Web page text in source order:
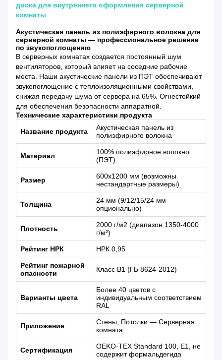
доска для внутреннего оформления серверной
комнаты
Акустическая панель из полиэфирного волокна для
серверной комнаты — профессиональное решение
по звукопоглощению
В серверных комнатах создается постоянный шум
вентиляторов, который влияет на соседние рабочие
места. Наши акустические панели из ПЭТ обеспечивают
звукопоглощение с теплоизоляционными свойствами,
снижая передачу шума от сервера на 65%. Огнестойкий
для обеспечения безопасности аппаратной.
Технические характеристики продукта
Название продукта
Акустическая панель из
полиэфирного волокна
Материал
100% полиэфирное волокно
(ПЭТ)
Размер
600x1200 мм (возможны
нестандартные размеры)
Толщина
24 мм (9/12/15/24 мм
опционально)
Плотность
2000 г/м2 (диапазон 1350-4000
г/м²)
Рейтинг НРК НРК 0,95
Рейтинг пожарной
опасности
Класс B1 (ГБ 8624-2012)
Варианты цвета
Более 40 цветов с
индивидуальным соответствием
RAL
Приложение
Стены, Потолки — Серверная
комната
Сертификация
OEKO-TEX Standard 100, E1, не
содержит формальдегида